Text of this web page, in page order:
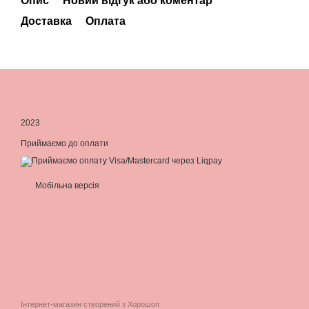
Доставка
Оплата
2023
Приймаємо до оплати
Мобільна версія
Інтернет-магазин створений з Хорошоп